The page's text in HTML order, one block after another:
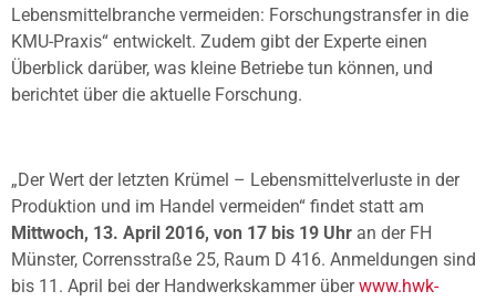
Lebensmittelbranche vermeiden: Forschungstransfer in die
KMU-Praxis“ entwickelt. Zudem gibt der Experte einen
Überblick darüber, was kleine Betriebe tun können, und
berichtet über die aktuelle Forschung.
„Der Wert der letzten Krümel – Lebensmittelverluste in der
Produktion und im Handel vermeiden“ findet statt am
Mittwoch, 13. April 2016, von 17 bis 19 Uhr an der FH
Münster, Corrensstraße 25, Raum D 416. Anmeldungen sind
bis 11. April bei der Handwerkskammer überwww.hwk-